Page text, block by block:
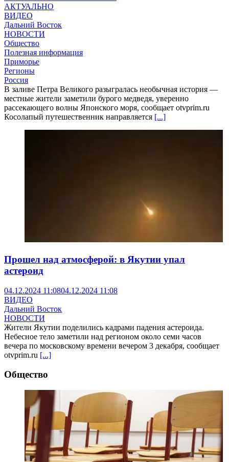
АКТУАЛЬНО
ВИДЕО
Дальний Восток
НОВОСТИ
Общество
Полезная информация
Приморье
Регионы
Россия
В заливе Петра Великого разыгралась необычная история —
местные жители заметили бурого медведя, уверенно
рассекающего волны Японского моря, сообщает otvprim.ru
Косолапый путешественник направляется [...]
Прошел над атмосферой: в Якутии упал
астероид
04.12.2024 11:0804.12.2024 11:08
ВИДЕО
Дальний Восток
НОВОСТИ
Жители Якутии поделились кадрами падения астероида.
Небесное тело заметили над регионом около семи часов
вечера по московскому времени вечером 3 декабря, сообщает
otvprim.ru [...]
Общество